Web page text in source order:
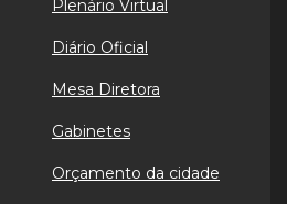
Plenário Virtual
Diário Oficial
Mesa Diretora
Gabinetes
Orçamento da cidade